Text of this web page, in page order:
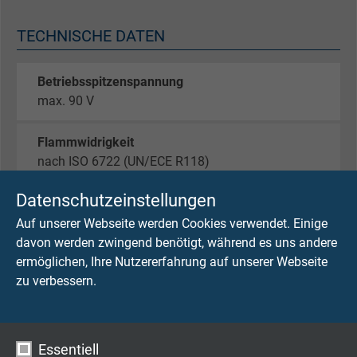
Datenschutzeinstellungen
Auf unserer Webseite werden Cookies verwendet. Einige
davon werden zwingend benötigt, während es uns andere
ermöglichen, Ihre Nutzererfahrung auf unserer Webseite
zu verbessern.
Essentiell
TECHNISCHE DATEN
Betriebsspitzenspannung
max. 90 V
Flammwidrigkeit
nach ISO 6722 (UN/ECE R118)
Brennverhalten
flammhemmend und selbstverlöschend nach IEC
60332-1-2 + VDE 0482-332-1-2
Anwendung
geeignet